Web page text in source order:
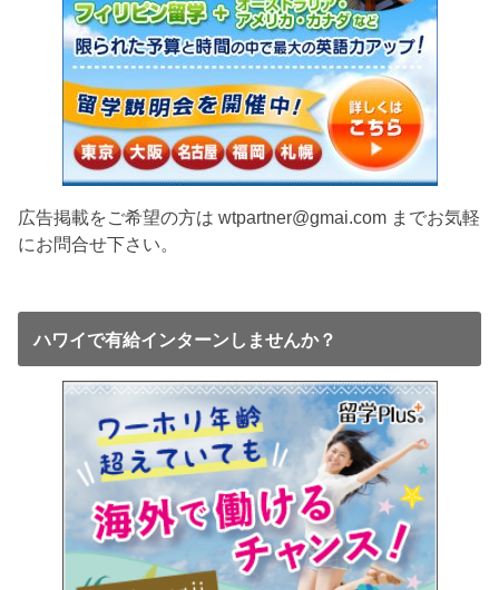
広告掲載をご希望の方は wtpartner@gmai.com までお気軽
にお問合せ下さい。
ハワイで有給インターンしませんか？